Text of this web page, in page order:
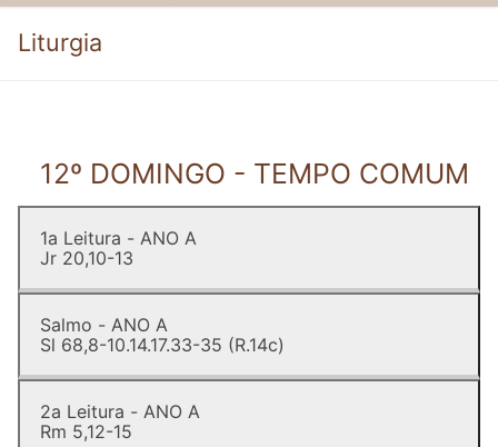
Pesquisar por:
Liturgia
12º DOMINGO - TEMPO COMUM
1a Leitura - ANO A
Jr 20,10-13
Salmo - ANO A
Sl 68,8-10.14.17.33-35 (R.14c)
2a Leitura - ANO A
Rm 5,12-15